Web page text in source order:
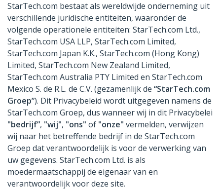
StarTech.com bestaat als wereldwijde onderneming uit
verschillende juridische entiteiten, waaronder de
volgende operationele entiteiten: StarTech.com Ltd.,
StarTech.com USA LLP, StarTech.com Limited,
StarTech.com Japan K.K., StarTech.com (Hong Kong)
Limited, StarTech.com New Zealand Limited,
StarTech.com Australia PTY Limited en StarTech.com
Mexico S. de R.L. de C.V. (gezamenlijk de “StarTech.com
Groep”). Dit Privacybeleid wordt uitgegeven namens de
StarTech.com Groep, dus wanneer wij in dit Privacybelei
"bedrijf”, "wij", "ons" of "onze" vermelden, verwijzen
wij naar het betreffende bedrijf in de StarTech.com
Groep dat verantwoordelijk is voor de verwerking van
uw gegevens. StarTech.com Ltd. is als
moedermaatschappij de eigenaar van en
verantwoordelijk voor deze site.